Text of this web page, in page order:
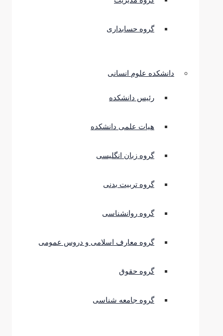
گروه حسابداری
دانشکده علوم انسانی
رئیس دانشکده
هیات علمی دانشکده
گروه زبان انگلیسی
گروه تربیت بدنی
گروه روانشناسی
گروه معارف اسلامی و دروس عمومی
گروه حقوق
گروه جامعه شناسی